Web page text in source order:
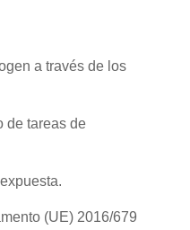
a través de los
de tareas de
(UE) 2016/679